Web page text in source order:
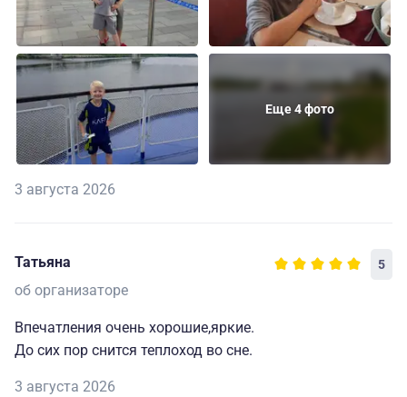
Еще 4 фото
3 августа 2026
Татьяна 5
об организаторе
Впечатления очень хорошие,яркие.
До сих пор снится теплоход во сне.
3 августа 2026